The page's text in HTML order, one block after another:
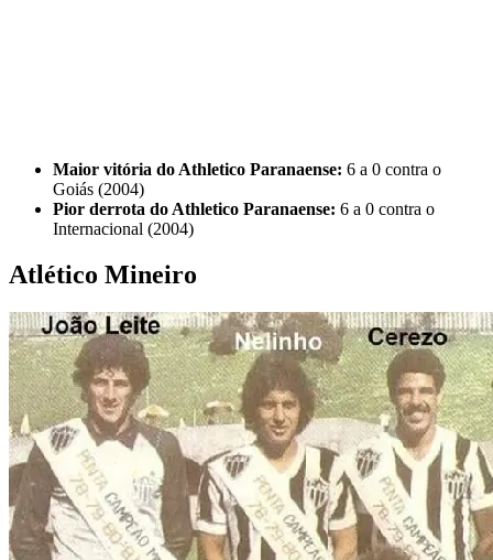
Maior vitória do Athletico Paranaense: 6 a 0 contra o
Goiás (2004)
Pior derrota do Athletico Paranaense: 6 a 0 contra o
Internacional (2004)
Atlético Mineiro